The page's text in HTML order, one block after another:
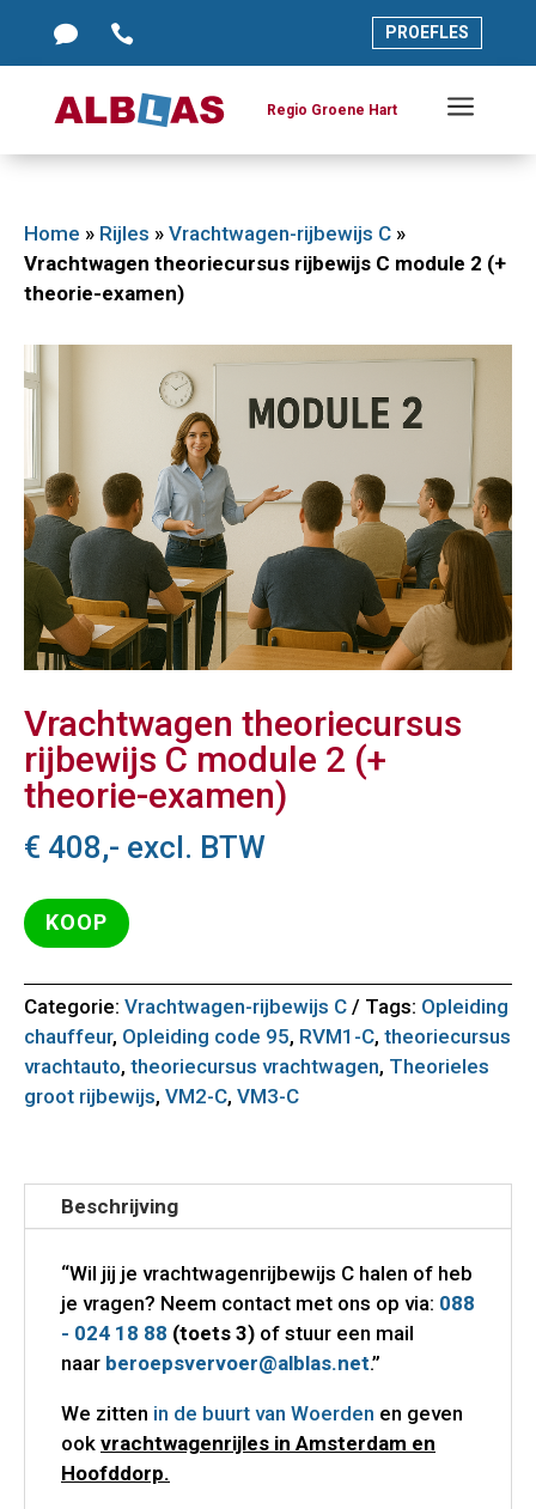
  PROEFLES
  PROEFLES
Regio Groene Hart a
Regio Groene Hart a
Home » Rijles » Vrachtwagen-rijbewijs C »
Vrachtwagen theoriecursus rijbewijs C module 2 (+
theorie-examen)
Vrachtwagen theoriecursus
rijbewijs C module 2 (+
theorie-examen)
€ 408,- excl. BTW
KOOP
Categorie: Vrachtwagen-rijbewijs C Tags: Opleiding
chauffeur, Opleiding code 95, RVM1-C, theoriecursus
vrachtauto, theoriecursus vrachtwagen, Theorieles
groot rijbewijs, VM2-C, VM3-C
Beschrijving
“Wil jij je vrachtwagenrijbewijs C halen of heb
je vragen? Neem contact met ons op via: 088
- 024 18 88 (toets 3) of stuur een mail
naar beroepsvervoer@alblas.net.”
We zitten in de buurt van Woerden en geven
ook vrachtwagenrijles in Amsterdam en
Hoofddorp.